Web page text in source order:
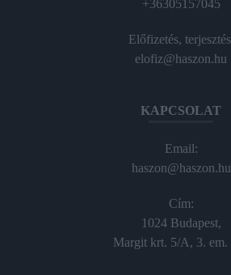
+36305157045
Előfizetés,
elofiz@haszon.hu
KAPCSOLAT
Email:
haszon@haszon.hu
Cím:
1024 Budapest,
Margit krt. 5/A, 3. em.